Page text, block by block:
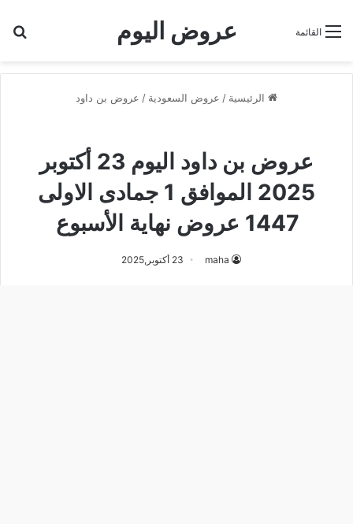
عروض اليوم القائمة
الرئيسية / عروض السعودية / عروض بن داود
عروض بن داود اليوم 23 أكتوبر
2025 الموافق 1 جمادى الاولى
1447 عروض نهاية الأسبوع
maha 23 أكتوبر,2025